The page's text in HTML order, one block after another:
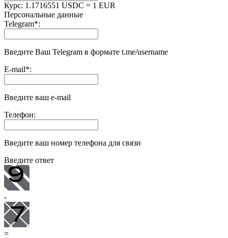
Курс: 1.1716551 USDC = 1 EUR
Персональные данные
Telegram*:
Введите Ваш Telegram в формате t.me/username
E-mail*:
Введите ваш e-mail
Телефон:
Введите ваш номер телефона для связи
Введите ответ
-
=